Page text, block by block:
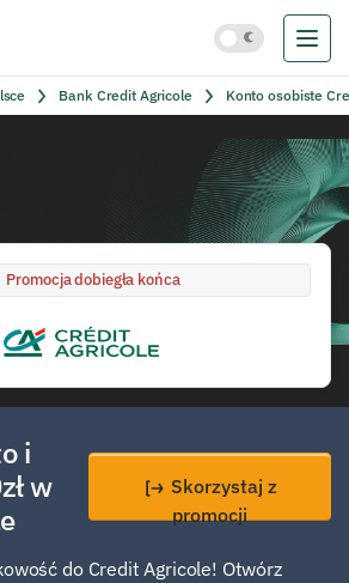
Bank Credit Agricole Konto osobiste
Promocja dobiegła końca
i
w
Skorzystaj z
promocji
do Credit Agricole! Otwórz